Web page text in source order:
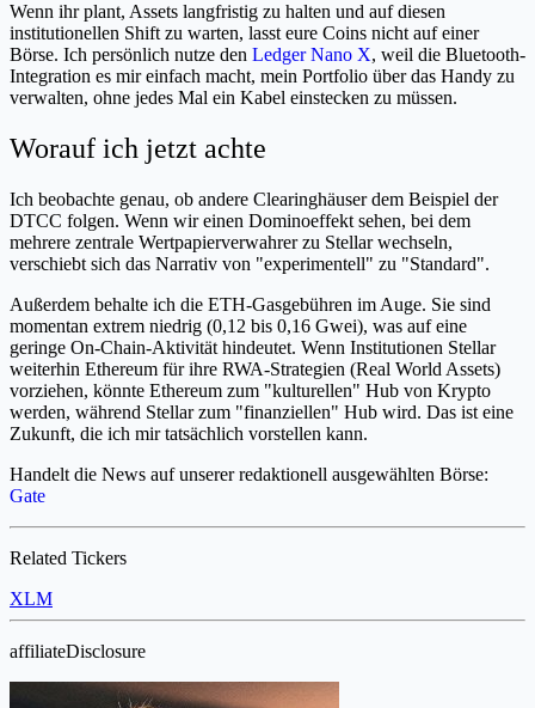
Wenn ihr plant, Assets langfristig zu halten und auf diesen
institutionellen Shift zu warten, lasst eure Coins nicht auf einer
Börse. Ich persönlich nutze den Ledger Nano X, weil die Bluetooth-
Integration es mir einfach macht, mein Portfolio über das Handy zu
verwalten, ohne jedes Mal ein Kabel einstecken zu müssen.
Worauf ich jetzt achte
Ich beobachte genau, ob andere Clearinghäuser dem Beispiel der
DTCC folgen. Wenn wir einen Dominoeffekt sehen, bei dem
mehrere zentrale Wertpapierverwahrer zu Stellar wechseln,
verschiebt sich das Narrativ von "experimentell" zu "Standard".
Außerdem behalte ich die ETH-Gasgebühren im Auge. Sie sind
momentan extrem niedrig (0,12 bis 0,16 Gwei), was auf eine
geringe On-Chain-Aktivität hindeutet. Wenn Institutionen Stellar
weiterhin Ethereum für ihre RWA-Strategien (Real World Assets)
vorziehen, könnte Ethereum zum "kulturellen" Hub von Krypto
werden, während Stellar zum "finanziellen" Hub wird. Das ist eine
Zukunft, die ich mir tatsächlich vorstellen kann.
Handelt die News auf unserer redaktionell ausgewählten Börse:
Gate
Related Tickers
XLM
affiliateDisclosure